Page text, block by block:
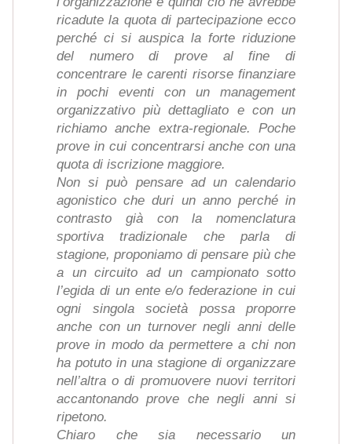
ricadute la quota di partecipazione ecco
perché ci si auspica la forte riduzione
del numero di prove al fine di
concentrare le carenti risorse finanziare
in pochi eventi con un management
organizzativo più dettagliato e con un
richiamo anche extra-regionale. Poche
prove in cui concentrarsi anche con una
quota di iscrizione maggiore.
Non si può pensare ad un calendario
agonistico che duri un anno perché in
contrasto già con la nomenclatura
sportiva tradizionale che parla di
stagione, proponiamo di pensare più che
a un circuito ad un campionato sotto
l’egida di un ente e/o federazione in cui
ogni singola società possa proporre
anche con un turnover negli anni delle
prove in modo da permettere a chi non
ha potuto in una stagione di organizzare
nell’altra o di promuovere nuovi territori
accantonando prove che negli anni si
ripetono.
Chiaro che sia necessario un